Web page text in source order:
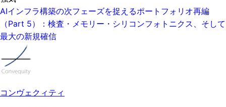
AIインフラ構築の次フェーズを捉えるポートフォリオ再編
（Part 5）：検査・メモリー・シリコンフォトニクス、そして
最大の新規確信
コンヴェクィティ